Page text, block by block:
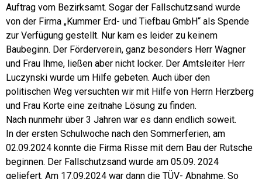
Auftrag vom Bezirksamt. Sogar der Fallschutzsand wurde
von der Firma „Kummer Erd- und Tiefbau GmbH“ als Spende
zur Verfügung gestellt. Nur kam es leider zu keinem
Baubeginn. Der Förderverein, ganz besonders Herr Wagner
und Frau Ihme, ließen aber nicht locker. Der Amtsleiter Herr
Luczynski wurde um Hilfe gebeten. Auch über den
politischen Weg versuchten wir mit Hilfe von Herrn Herzberg
und Frau Korte eine zeitnahe Lösung zu finden.
Nach nunmehr über 3 Jahren war es dann endlich soweit.
In der ersten Schulwoche nach den Sommerferien, am
02.09.2024 konnte die Firma Risse mit dem Bau der Rutsche
beginnen. Der Fallschutzsand wurde am 05.09. 2024
geliefert. Am 17.09.2024 war dann die TÜV- Abnahme. So